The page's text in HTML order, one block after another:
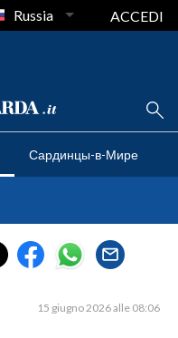
Russia ACCEDI
Сардинцы-в-Мире
15 giugno 2026 alle 08:06